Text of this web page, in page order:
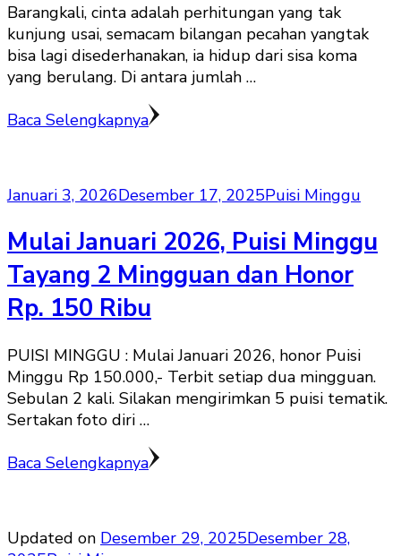
Barangkali, cinta adalah perhitungan yang tak
kunjung usai, semacam bilangan pecahan yangtak
bisa lagi disederhanakan, ia hidup dari sisa koma
yang berulang. Di antara jumlah …
Baca Selengkapnya
Januari 3, 2026Desember 17, 2025Puisi Minggu
Mulai Januari 2026, Puisi Minggu
Tayang 2 Mingguan dan Honor
Rp. 150 Ribu
PUISI MINGGU : Mulai Januari 2026, honor Puisi
Minggu Rp 150.000,- Terbit setiap dua mingguan.
Sebulan 2 kali. Silakan mengirimkan 5 puisi tematik.
Sertakan foto diri …
Baca Selengkapnya
Updated on Desember 29, 2025Desember 28,